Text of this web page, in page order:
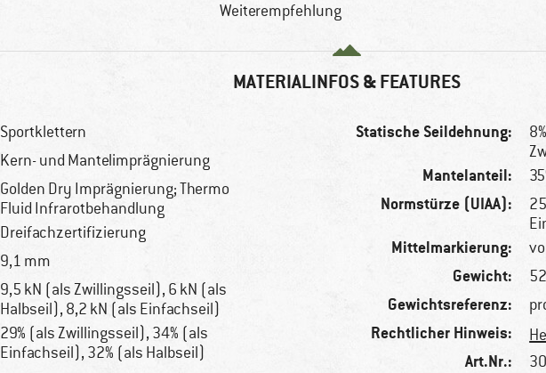
Weiterempfehlung
MATERIALINFOS & FEATURES
Sportklettern
Kern- und Mantelimprägnierung
Golden Dry Imprägnierung; Thermo
Fluid Infrarotbehandlung
Dreifachzertifizierung
9,1 mm
9,5 kN (als Zwillingsseil), 6 kN (als
Halbseil), 8,2 kN (als Einfachseil)
29% (als Zwillingsseil), 34% (als
Einfachseil), 32% (als Halbseil)
Statische Seildehnung:
Mantelanteil:
Normstürze (UIAA):
Mittelmarkierung:
Gewicht:
Gewichtsreferenz:
Rechtlicher Hinweis:
Art.Nr.: